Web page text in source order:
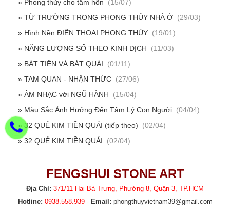
» Phong thủy cho tâm hồn
(15/07)
» TỪ TRƯỜNG TRONG PHONG THỦY NHÀ Ở (29/03)
» Hình Nền ĐIỆN THOẠI PHONG THỦY (19/01)
» NĂNG LƯỢNG SỐ THEO KINH DỊCH
(11/03)
» BÁT TIÊN VÀ BÁT QUÁI
(01/11)
» TAM QUAN - NHẬN THỨC (27/06)
» ÂM NHẠC với NGŨ HÀNH
(15/04)
» Màu Sắc Ảnh Hưởng Đến Tâm Lý Con Người (04/04)
» 32 QUẺ KIM TIỀN QUÁI (tiếp theo)
(02/04)
» 32 QUẺ KIM TIỀN QUÁI
(02/04)
FENGSHUI STONE ART
Địa Chỉ: 371/11 Hai Bà Trưng, Phường 8, Quận 3, TP.HCM
Hotline: 0938.558.939 - Email: phongthuyvietnam39@gmail.com